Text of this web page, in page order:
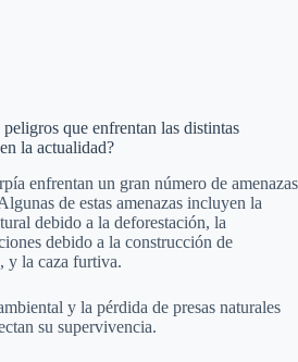
peligros que enfrentan las distintas
la actualidad?
enfrentan un gran número de amenazas
de estas amenazas incluyen la
debido a la deforestación, la
debido a la construcción de
y la caza furtiva.
y la pérdida de presas naturales
su supervivencia.